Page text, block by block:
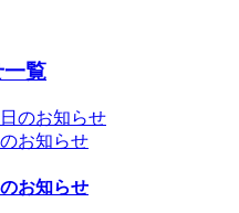
一覧
お知らせ
お知らせ